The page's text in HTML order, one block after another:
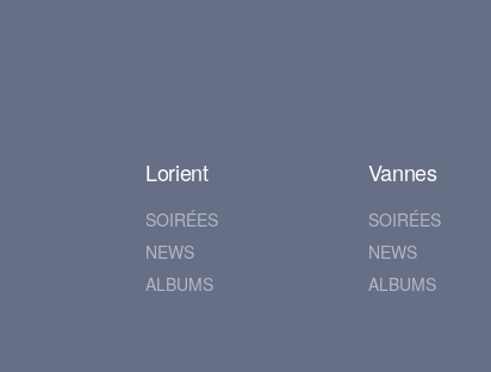
Lorient
SOIRÉES
NEWS
ALBUMS
Vannes
SOIRÉES
NEWS
ALBUMS